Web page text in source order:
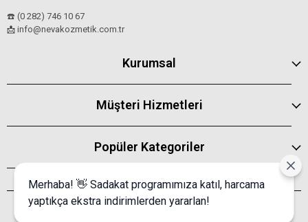
☎️ (0 282) 746 10 67
📩 info@nevakozmetik.com.tr
Kurumsal
Müşteri Hizmetleri
Popüler Kategoriler
Merhaba! 👋 Sadakat programımıza katıl, harcama
yaptıkça ekstra indirimlerden yararlan!